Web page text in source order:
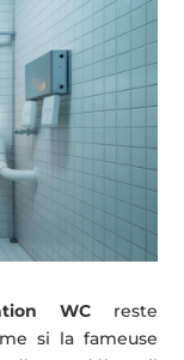
WCreste
si la fameuse